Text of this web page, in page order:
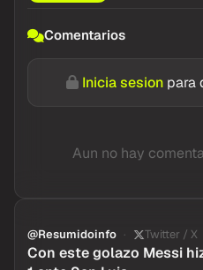
Comentarios
Inicia sesionpara
@Resumidoinfo Twitter / X